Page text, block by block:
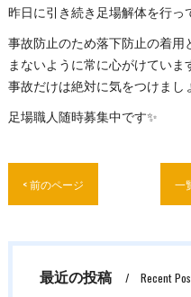
昨日に引き続き足場解体を行っ
事故防止のため落下防止の着
まないように常に心がけてい
事故だけは絶対に気をつけまし
足場職人随時募集中です✨
< 前のページ 一
最近の投稿 Recent